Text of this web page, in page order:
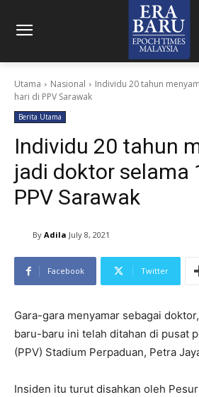
Utama Nasional
Individu 20 tahun
hari di PPV Sarawak
Berita Utama
Individu 20 tahun
jadi doktor selama
PPV Sarawak
By Adila July 8, 2021
Facebook Twitter
Gara-gara menyamar sebagai
baru-baru ini telah ditahan di pusat
(PPV) Stadium Perpaduan, Petra
Insiden itu turut disahkan oleh